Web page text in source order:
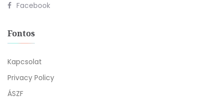
Facebook
Fontos
Kapcsolat
Privacy Policy
ÁSZF